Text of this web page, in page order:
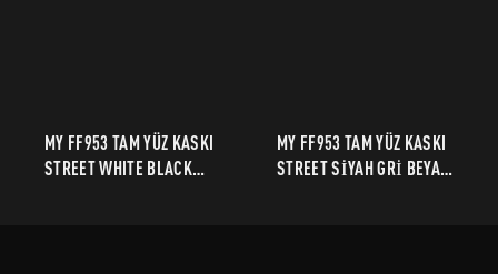
MY FF953 TAM YÜZ KASKI
STREET WHITE BLACK
MY FF953 TAM YÜZ KASKI
STREET SİYAH GRİ BEYAZ